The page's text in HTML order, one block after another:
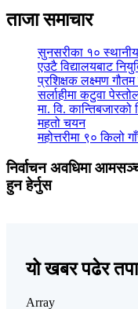
ताजा समाचार
सुनसरीका १०
एउटै विद्यालयबाट
प्रशिक्षक लक्ष्मण गौतम
सर्लाहीमा कटुवा
मा. वि. कान्तिबजारको
महतो चयन
महोत्तरीमा ९० किलो
निर्वाचन अवधिमा
हुन हेर्नुस
यो खबर पढेर
Array